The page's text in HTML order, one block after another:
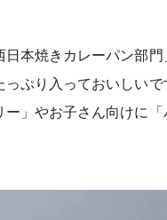
本焼きカレーパン部
ぷり入っておいしい
」やお子さん向けに